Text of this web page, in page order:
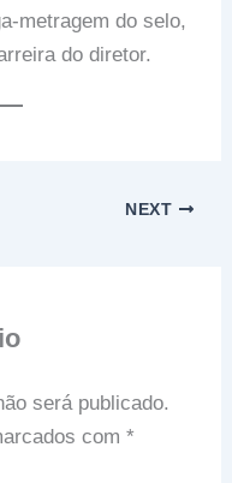
metragem do selo,
do diretor.
NEXT
será publicado.
com *